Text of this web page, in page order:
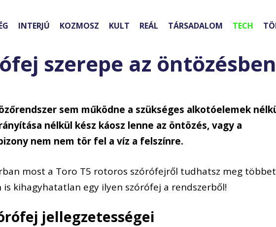
INTERJÚ KOZMOSZ KULT REÁL TÁRSADALOM TECH
szerepe az öntözésben
sem működne a szükséges alkotóelemek
nélkül kész káosz lenne az öntözés, vagy a
nem nem tör fel a víz a felszínre.
most a Toro T5 rotoros szórófejről tudhatsz meg
is kihagyhatatlan egy ilyen szórófej a rendszerből!
jellegzetességei